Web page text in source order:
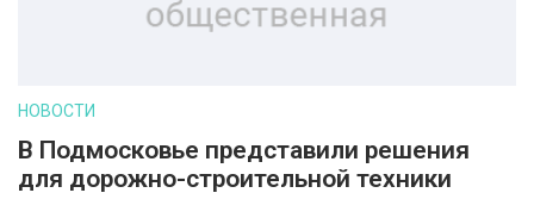
НОВОСТИ
В Подмосковье представили решения
для дорожно-строительной техники